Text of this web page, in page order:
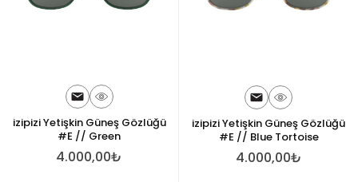
izipizi Yetişkin Güneş Gözlüğü
#E // Green
4.000,00₺
izipizi Yetişkin Güneş Gözlüğü
#E // Blue Tortoise
4.000,00₺